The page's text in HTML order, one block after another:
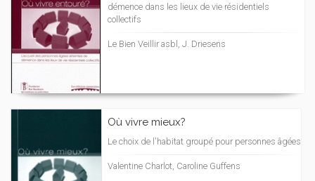
démence dans les lieux de vie résidentiels
collectifs
Le Bien Veillir asbl, J. Driesens
Où vivre mieux?
Le choix de l'habitat groupé pour personnes âgées
Valentine Charlot, Caroline Guffens